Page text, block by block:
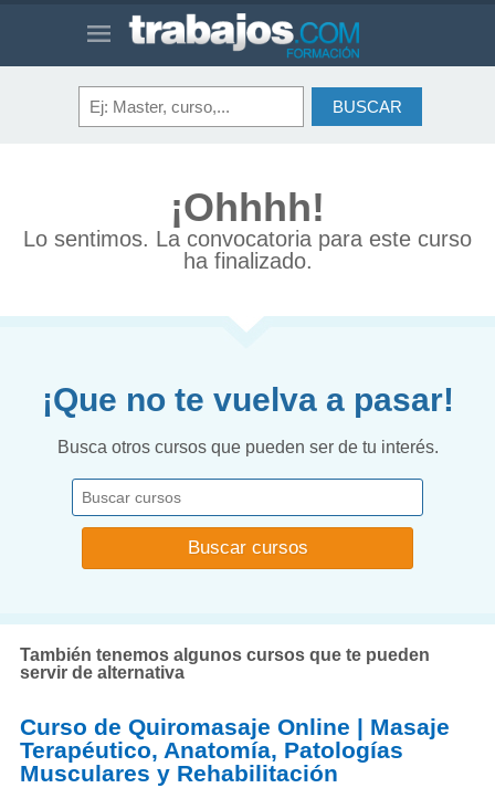
¡Ohhhh!
Lo sentimos. La convocatoria para este curso
ha finalizado.
¡Que no te vuelva a pasar!
Busca otros cursos que pueden ser de tu interés.
También tenemos algunos cursos que te pueden
servir de alternativa
Curso de Quiromasaje Online | Masaje
Terapéutico, Anatomía, Patologías
Musculares y Rehabilitación